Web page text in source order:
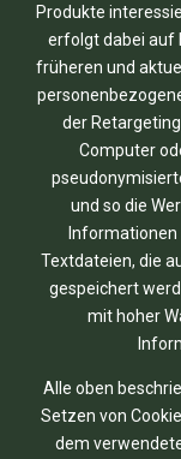
Produkte
erfolgt dabei auf
früheren und
der
Computer
und so die
Informationen
Textdateien, die
gespeichert
mit hoher
Alle oben
Setzen von
dem